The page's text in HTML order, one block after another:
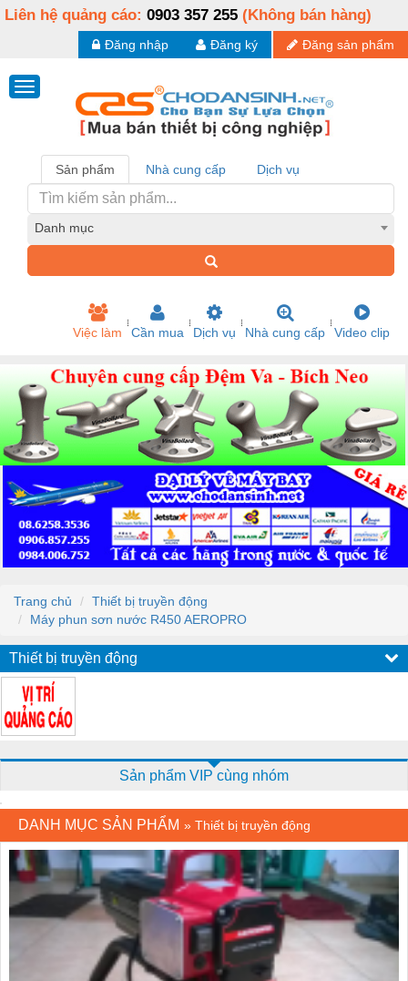
Liên hệ quảng cáo: 0903 357 255 (Không bán hàng)
Đăng sản phẩm
Đăng ký
Đăng nhập
Sản phẩm Nhà cung cấp Dịch vụ
Danh mục
Việc làm Cần mua Dịch vụ Nhà cung cấp Video clip
Trang chủ
Thiết bị truyền động
Máy phun sơn nước R450 AEROPRO
Thiết bị truyền động
Sản phẩm VIP cùng nhóm
DANH MỤC SẢN PHẨM » Thiết bị truyền động